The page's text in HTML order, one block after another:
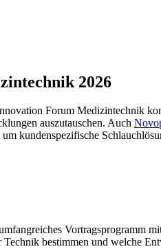
2026
Forum Medizintechnik
auszutauschen. Auch
kundenspezifische
Vortragsprogramm
bestimmen und welche